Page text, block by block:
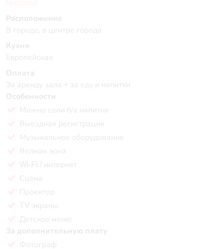
Расположение
В городе, в центре города
Кухня
Европейская
Оплата
За аренду зала + за еду и напитки
Особенности
Можно свои б/а напитки
Выездная регистрация
Музыкальное оборудование
Велком зона
Wi-Fi / интернет
Сцена
Проектор
TV экраны
Детское меню
За дополнительную плату
Фотограф